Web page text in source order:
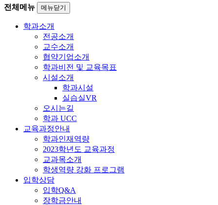
전체메뉴 메뉴닫기
학과소개
전공소개
교수소개
협약기업소개
학과비전 및 교육목표
시설소개
학과시설
실습실VR
오시는길
학과 UCC
교육과정안내
학과인재역량
2023학년도 교육과정
교과목소개
학생역량 강화 프로그램
입학상담
입학Q&A
장학금안내